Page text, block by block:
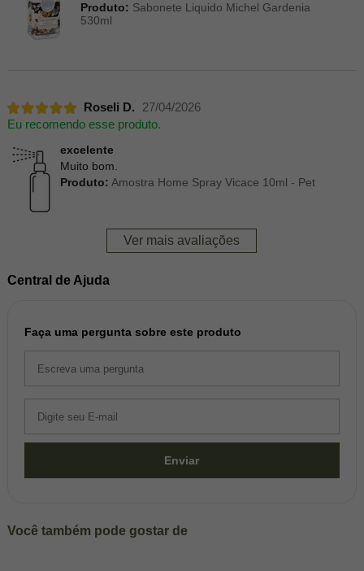
Produto: Sabonete Liquido Michel Gardenia
530ml
Roseli D.
27/04/2026
Eu recomendo esse produto.
excelente
Muito bom.
Produto: Amostra Home Spray Vicace 10ml - Pet
Ver mais avaliações
Central de Ajuda
Faça uma pergunta sobre este produto
Enviar
Você também pode gostar de